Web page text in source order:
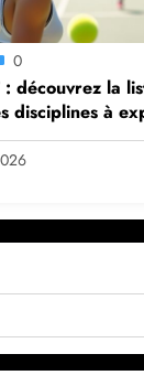
0
découvrez la
disciplines à